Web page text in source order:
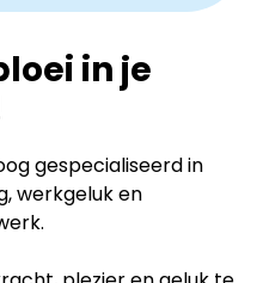
in je
gespecialiseerd in
werkgeluk en